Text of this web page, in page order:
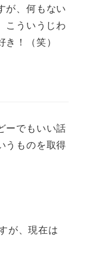
が、何もない
こういうじわ
！（笑）
ーでもいい話
うものを取得
が、現在は